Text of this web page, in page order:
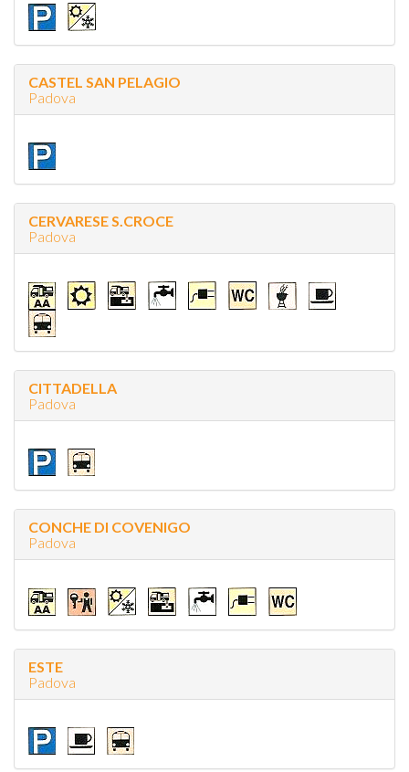
CASTEL SAN PELAGIO
Padova
CERVARESE S.CROCE
Padova
CITTADELLA
Padova
CONCHE DI COVENIGO
Padova
ESTE
Padova